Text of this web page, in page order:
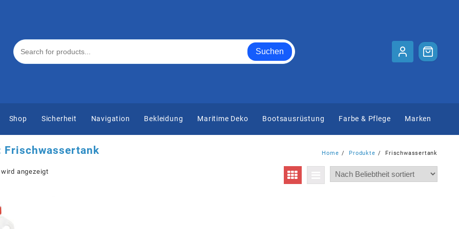
Suchen
Shop Sicherheit Navigation Bekleidung Maritime Deko Bootsausrüstung Farbe & Pflege Marken
Frischwassertank Home Produkte Frischwassertank
angezeigt